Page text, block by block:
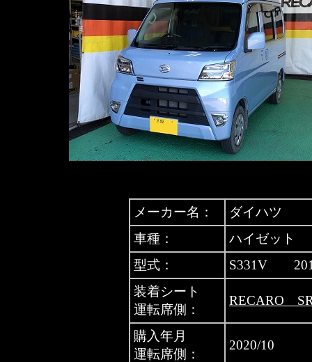
メーカー名：
ダイハツ
車種：
ハイゼット
型式：
S331V
装着シート
運転席側：
RECARO
購入年月
運転席側：
2020/10